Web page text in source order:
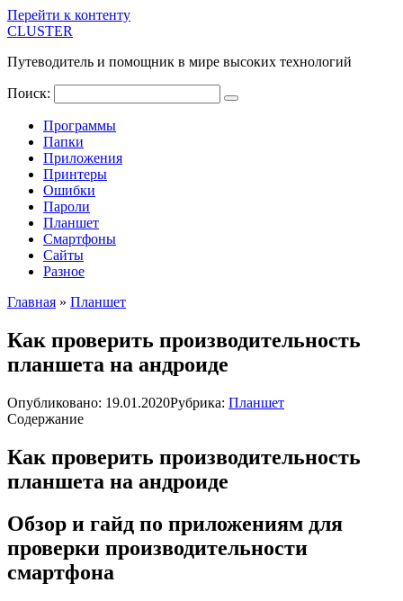
Перейти к контенту
CLUSTER
Путеводитель и помощник в мире высоких технологий
Поиск:
Программы
Папки
Приложения
Принтеры
Ошибки
Пароли
Планшет
Смартфоны
Сайты
Разное
Главная » Планшет
Как проверить производительность
планшета на андроиде
Опубликовано: 19.01.2020Рубрика: Планшет
Содержание
Как проверить производительность
планшета на андроиде
Обзор и гайд по приложениям для
проверки производительности
смартфона